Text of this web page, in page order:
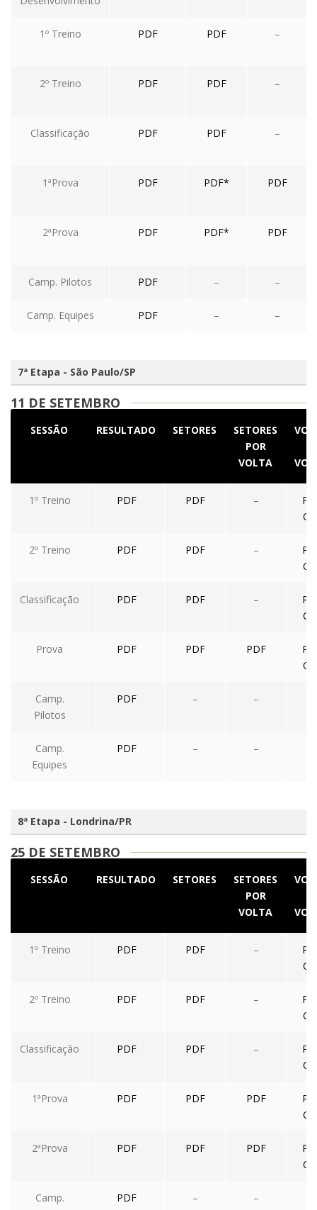
1º Treino PDF PDF –
2º Treino PDF PDF –
Classificação PDF PDF –
1ªProva PDF PDF* PDF
2ªProva PDF PDF* PDF
Camp. Pilotos PDF – –
Camp. Equipes PDF – –
7ª Etapa - São Paulo/SP
11 DE SETEMBRO
SESSÃO RESULTADO SETORES
SETORES
POR
VOLTA
1º Treino PDF PDF –
2º Treino PDF PDF –
Classificação PDF PDF –
Prova PDF PDF PDF
Camp.
Pilotos
PDF – –
Camp.
Equipes
PDF – –
8ª Etapa - Londrina/PR
25 DE SETEMBRO
SESSÃO RESULTADO SETORES
SETORES
POR
VOLTA
1º Treino PDF PDF –
2º Treino PDF PDF –
Classificação PDF PDF –
1ªProva PDF PDF PDF
2ªProva PDF PDF PDF
Camp.
PDF – –